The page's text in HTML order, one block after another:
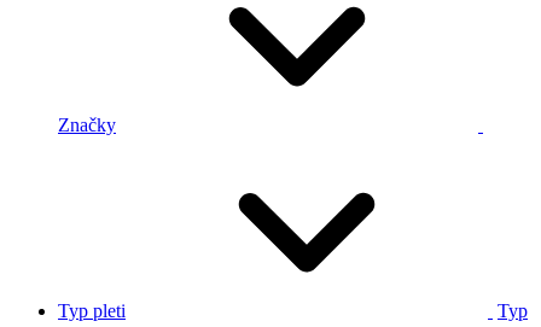
Značky
Typ pleti Typ